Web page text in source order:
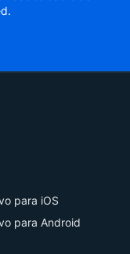
para iOS
para Android